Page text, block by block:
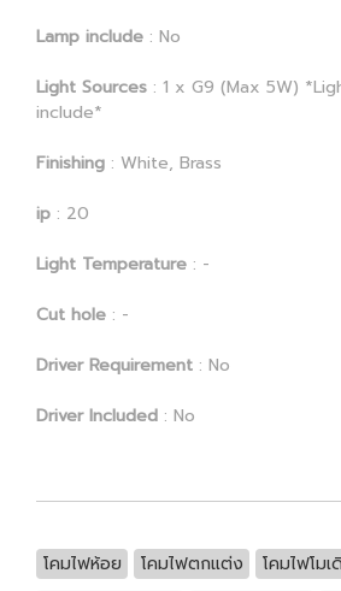
Lamp include : No
Light Sources : 1 x G9 (Max 5W)
include*
Finishing : White, Brass
ip : 20
Light Temperature : -
Cut hole : -
Driver Requirement : No
Driver Included : No
โคมไฟห้อย โคมไฟตกแต่ง โคมไฟโมเ